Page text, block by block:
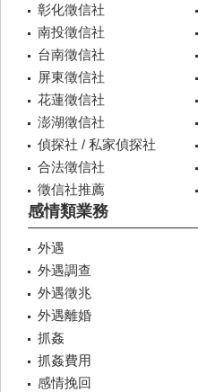
彰化徵信社
南投徵信社
台南徵信社
屏東徵信社
花蓮徵信社
澎湖徵信社
偵探社 / 私家偵探社
合法徵信社
徵信社推薦
感情類業務
外遇
外遇調查
外遇徵兆
外遇離婚
抓姦
抓姦費用
感情挽回